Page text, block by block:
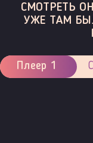
СМОТРЕТЬ
УЖЕ ТАМ
Плеер 1